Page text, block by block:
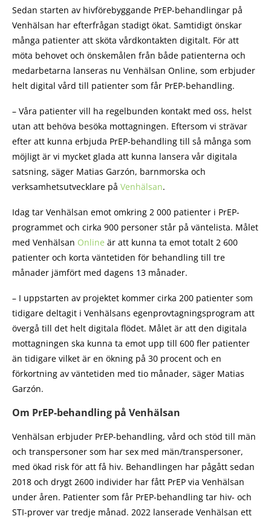
Sedan starten av hivförebyggande PrEP-behandlingar på
Venhälsan har efterfrågan stadigt ökat. Samtidigt önskar
många patienter att sköta vårdkontakten digitalt. För att
möta behovet och önskemålen från både patienterna och
medarbetarna lanseras nu Venhälsan Online, som erbjuder
helt digital vård till patienter som får PrEP-behandling.
– Våra patienter vill ha regelbunden kontakt med oss, helst
utan att behöva besöka mottagningen. Eftersom vi strävar
efter att kunna erbjuda PrEP-behandling till så många som
möjligt är vi mycket glada att kunna lansera vår digitala
satsning, säger Matias Garzón, barnmorska och
verksamhetsutvecklare på Venhälsan.
Idag tar Venhälsan emot omkring 2 000 patienter i PrEP-
programmet och cirka 900 personer står på väntelista. Målet
med Venhälsan Online är att kunna ta emot totalt 2 600
patienter och korta väntetiden för behandling till tre
månader jämfört med dagens 13 månader.
– I uppstarten av projektet kommer cirka 200 patienter som
tidigare deltagit i Venhälsans egenprovtagningsprogram att
övergå till det helt digitala flödet. Målet är att den digitala
mottagningen ska kunna ta emot upp till 600 fler patienter
än tidigare vilket är en ökning på 30 procent och en
förkortning av väntetiden med tio månader, säger Matias
Garzón.
Om PrEP-behandling på Venhälsan
Venhälsan erbjuder PrEP-behandling, vård och stöd till män
och transpersoner som har sex med män/transpersoner,
med ökad risk för att få hiv. Behandlingen har pågått sedan
2018 och drygt 2600 individer har fått PrEP via Venhälsan
under åren. Patienter som får PrEP-behandling tar hiv- och
STI-prover var tredje månad. 2022 lanserade Venhälsan ett